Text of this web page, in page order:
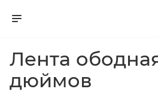
Лента
дюймов